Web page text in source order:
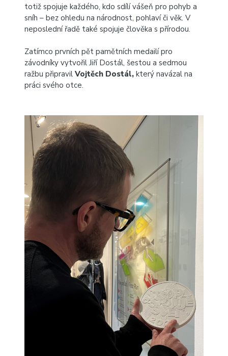
totiž spojuje každého, kdo sdílí vášeň pro pohyb a
sníh – bez ohledu na národnost, pohlaví či věk. V
neposlední řadě také spojuje člověka s přírodou.
Zatímco prvních pět pamětních medailí pro
závodníky vytvořil Jiří Dostál, šestou a sedmou
ražbu připravil Vojtěch Dostál, který navázal na
práci svého otce.